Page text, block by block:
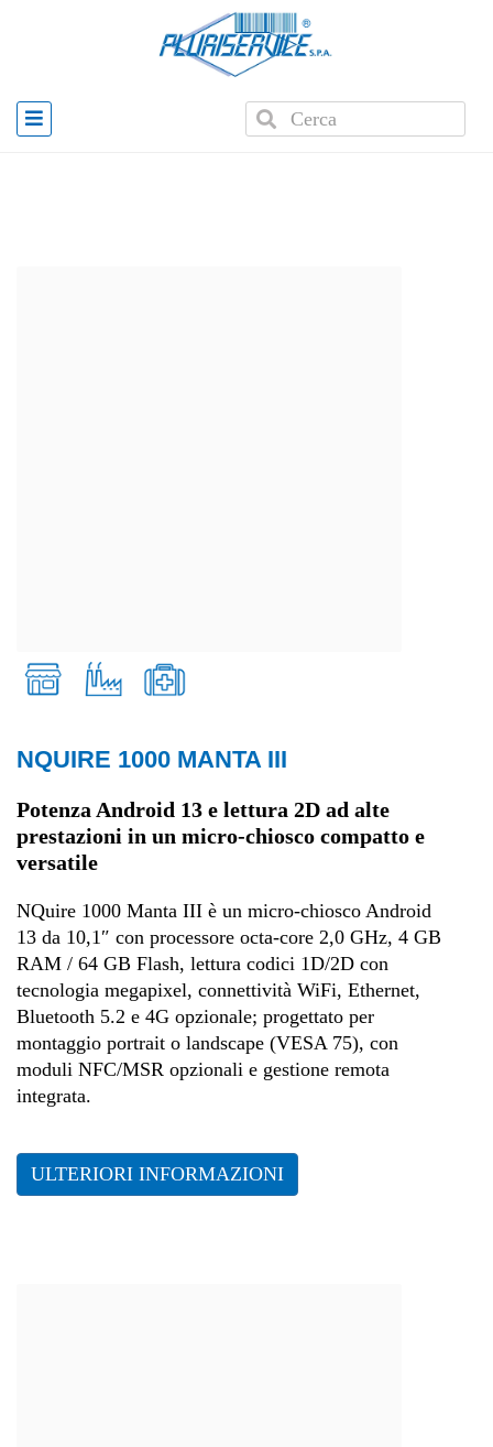
Home Verificatori di prezzo
Produzione
Sanità
NQUIRE 1000 MANTA III
Potenza Android 13 e lettura 2D ad alte
prestazioni in un micro-chiosco compatto e
versatile
NQuire 1000 Manta III è un micro-chiosco Android
13 da 10,1″ con processore octa-core 2,0 GHz, 4 GB
RAM / 64 GB Flash, lettura codici 1D/2D con
tecnologia megapixel, connettività WiFi, Ethernet,
Bluetooth 5.2 e 4G opzionale; progettato per
montaggio portrait o landscape (VESA 75), con
moduli NFC/MSR opzionali e gestione remota
integrata.
ULTERIORI INFORMAZIONI